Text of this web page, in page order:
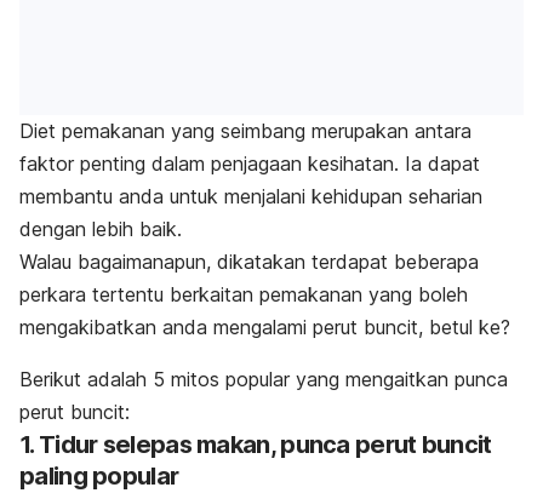
Diet pemakanan yang seimbang merupakan antara
faktor penting dalam penjagaan kesihatan. Ia dapat
membantu anda untuk menjalani kehidupan seharian
dengan lebih baik.
Walau bagaimanapun, dikatakan terdapat beberapa
perkara tertentu berkaitan pemakanan yang boleh
mengakibatkan anda mengalami perut buncit, betul ke?
Berikut adalah 5 mitos popular yang mengaitkan punca
perut buncit:
1. Tidur selepas makan, punca perut buncit
paling popular